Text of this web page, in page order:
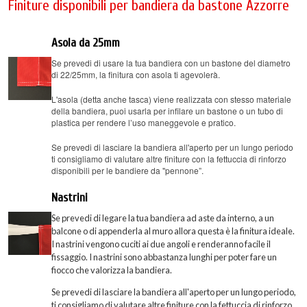
Finiture disponibili per bandiera da bastone Azzorre
Asola da 25mm
Se prevedi di usare la tua bandiera con un bastone del diametro
di 22/25mm, la finitura con asola ti agevolerà.
L'asola (detta anche tasca) viene realizzata con stesso materiale
della bandiera, puoi usarla per infilare un bastone o un tubo di
plastica per rendere l’uso maneggevole e pratico.
Se prevedi di lasciare la bandiera all'aperto per un lungo periodo
ti consigliamo di valutare altre finiture con la fettuccia di rinforzo
disponibili per le bandiere da "pennone”.
Nastrini
Se prevedi di legare la tua bandiera ad aste da interno, a un
balcone o di appenderla al muro allora questa è la finitura ideale.
I nastrini vengono cuciti ai due angoli e renderanno facile il
fissaggio. I nastrini sono abbastanza lunghi per poter fare un
fiocco che valorizza la bandiera.
Se prevedi di lasciare la bandiera all'aperto per un lungo periodo,